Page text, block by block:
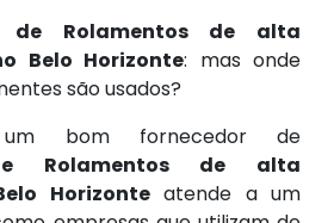
de Rolamentos de alta
Belo Horizonte: mas onde
são usados?
um bom fornecedor de
Rolamentos de alta
Horizonteatende a um